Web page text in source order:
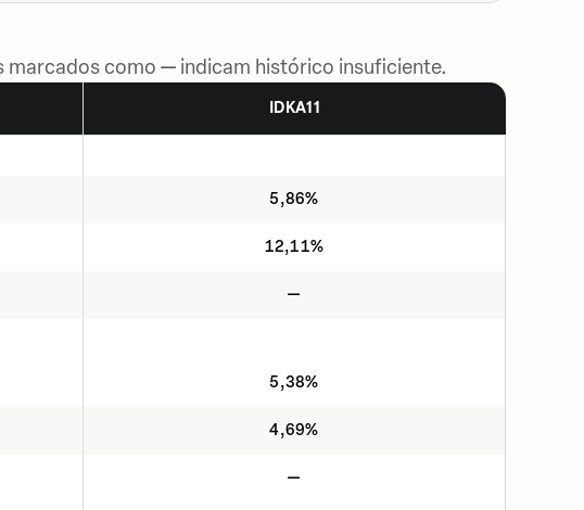
marcados como — indicam histórico insuficiente.
IDKA11
5,86%
12,11%
—
5,38%
4,69%
—